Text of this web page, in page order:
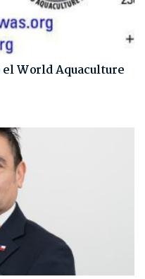
World Aquaculture